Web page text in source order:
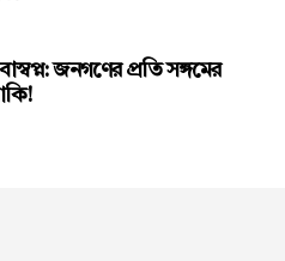
জনগণের প্রতি সঙ্গমের